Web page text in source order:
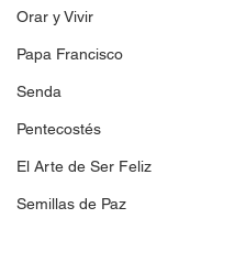
Orar y Vivir
Papa Francisco
Senda
Pentecostés
El Arte de Ser Feliz
Semillas de Paz